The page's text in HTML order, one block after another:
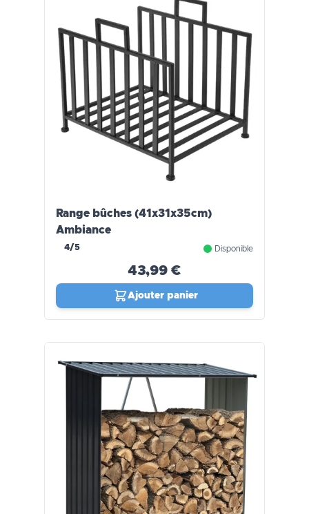
Range bûches (41x31x35cm)
Ambiance
4/5 Disponible
43,99 €
Ajouter panier